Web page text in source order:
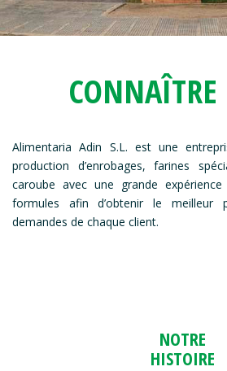
Alimentaria Adin S.L. est une
production d’enrobages, farines
caroube avec une grande expérience
formules afin d’obtenir le meilleur
demandes de chaque client.
NOTRE
HISTOIRE